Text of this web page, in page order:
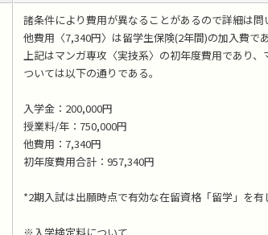
諸条件により費用が異なることがあるので詳細は問
他費用〈7,340円〉は留学生保険(2年間)の加入費であ
上記はマンガ専攻〈実技系〉の初年度費用であり
ついては以下の通りである。
入学金：200,000円
授業料/年：750,000円
他費用：7,340円
初年度費用合計：957,340円
*2期入試は出願時点で有効な在留資格「留学」を有